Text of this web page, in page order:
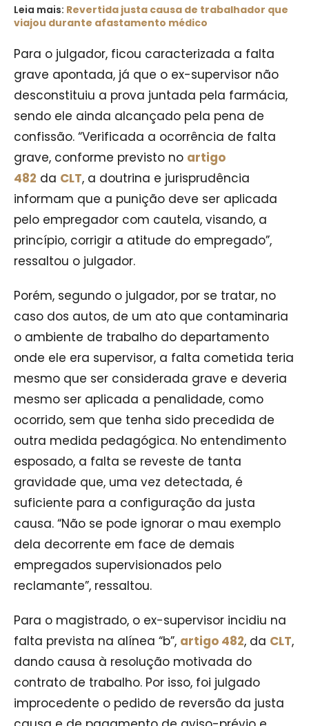
Leia mais: Revertida justa causa de trabalhador que
viajou durante afastamento médico
Para o julgador, ficou caracterizada a falta
grave apontada, já que o ex-supervisor não
desconstituiu a prova juntada pela farmácia,
sendo ele ainda alcançado pela pena de
confissão. “Verificada a ocorrência de falta
grave, conforme previsto no artigo
482 da CLT, a doutrina e jurisprudência
informam que a punição deve ser aplicada
pelo empregador com cautela, visando, a
princípio, corrigir a atitude do empregado”,
ressaltou o julgador.
Porém, segundo o julgador, por se tratar, no
caso dos autos, de um ato que contaminaria
o ambiente de trabalho do departamento
onde ele era supervisor, a falta cometida teria
mesmo que ser considerada grave e deveria
mesmo ser aplicada a penalidade, como
ocorrido, sem que tenha sido precedida de
outra medida pedagógica. No entendimento
esposado, a falta se reveste de tanta
gravidade que, uma vez detectada, é
suficiente para a configuração da justa
causa. “Não se pode ignorar o mau exemplo
dela decorrente em face de demais
empregados supervisionados pelo
reclamante”, ressaltou.
Para o magistrado, o ex-supervisor incidiu na
falta prevista na alínea “b”, artigo 482, da CLT,
dando causa à resolução motivada do
contrato de trabalho. Por isso, foi julgado
improcedente o pedido de reversão da justa